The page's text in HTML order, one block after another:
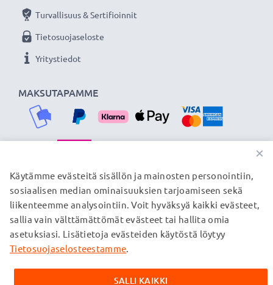
MAKSUTAPAMME
Turvallisuus & Sertifioinnit
Tietosuojaseloste
Yritystiedot
TOIMITUSKUMPPANIMME
© subtel.fi 2026
Kaikki hinnat sisältävät arvonlisäveron, mutta ei
toimituskuluja. Kaikki sivuillamme mainitut tavaramerkit ovat
verkkosivuillamme ainoastaan tuotteitamme koskevan
×
Käytämme evästeitä sisällön ja mainosten personointiin,
sosiaalisen median ominaisuuksien tarjoamiseen sekä
liikenteemme analysointiin. Voit hyväksyä kaikki evästeet,
sallia vain välttämättömät evästeet tai hallita omia
asetuksiasi. Lisätietoja evästeiden käytöstä löytyy
Tietosuojaselosteestamme.
SALLI KAIKKI